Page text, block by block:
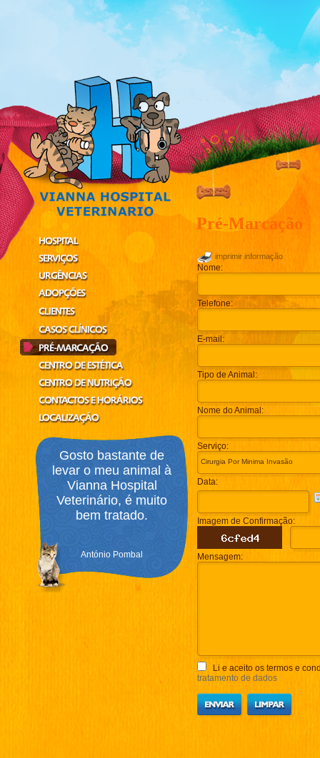
Gosto bastante de
levar o meu animal à
Vianna Hospital
Veterinário, é muito
bem tratado.
António Pombal
Pré-Marcação
imprimir informação
Nome:
Telefone:
E-mail:
Tipo de Animal:
Nome do Animal:
Serviço:
Data:
Imagem de Confirmação:
Mensagem:
Li e aceito os termos e
tratamento de dados